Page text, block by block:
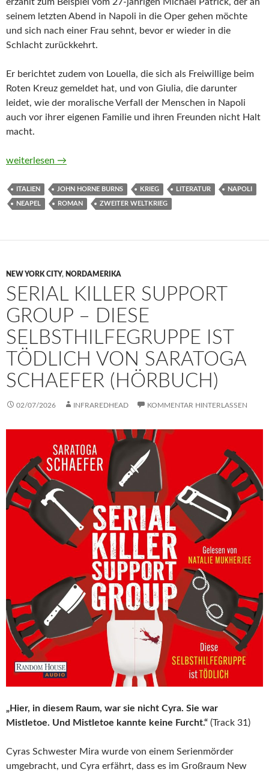
seinem letzten Abend in Napoli in die Oper gehen möchte
und sich nach einer Frau sehnt, bevor er wieder in die
Schlacht zurückkehrt.
Er berichtet zudem von Louella, die sich als Freiwillige beim
Roten Kreuz gemeldet hat, und von Giulia, die darunter
leidet, wie der moralische Verfall der Menschen in Napoli
auch vor ihrer eigenen Familie und ihren Freunden nicht Halt
macht.
Galleria Umberto von John Horne Burns
weiterlesen →
ITALIEN JOHN HORNE BURNS KRIEG LITERATUR NAPOLI
NEAPEL ROMAN ZWEITER WELTKRIEG
NEW YORK CITY, NORDAMERIKA
SERIAL KILLER SUPPORT
GROUP – DIESE
SELBSTHILFEGRUPPE IST
TÖDLICH VON SARATOGA
SCHAEFER (HÖRBUCH)
02/07/2026 INFRAREDHEAD KOMMENTAR HINTERLASSEN
„Hier, in diesem Raum, war sie nicht Cyra. Sie war
Mistletoe. Und Mistletoe kannte keine Furcht.“ (Track 31)
Cyras Schwester Mira wurde von einem Serienmörder
umgebracht, und Cyra erfährt, dass es im Großraum New